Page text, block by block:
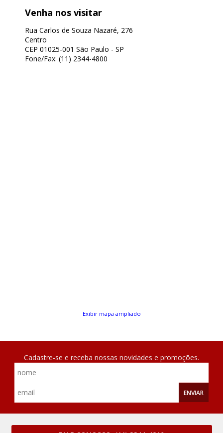
Venha nos visitar
Rua Carlos de Souza Nazaré, 276
Centro
CEP 01025-001 São Paulo - SP
Fone/Fax: (11) 2344-4800
Exibir mapa ampliado
Cadastre-se e receba nossas novidades e promoções.
ENVIAR